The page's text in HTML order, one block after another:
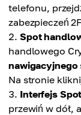
telefonu,
zabezpieczeń
Spot
handlowego
nawigacyjnego
Na stronie
Interfejs
przewiń w dół,